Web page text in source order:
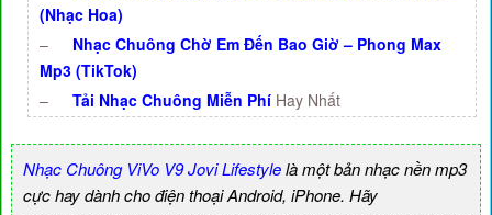
(Nhạc Hoa)
–
Nhạc Chuông Chờ Em Đến Bao Giờ – Phong Max
Mp3 (TikTok)
–
Tải Nhạc Chuông Miễn Phí Hay Nhất
Nhạc Chuông ViVo V9 Jovi Lifestylelà một bản nhạc nền mp3
cực hay dành cho điện thoại Android, iPhone. Hãy